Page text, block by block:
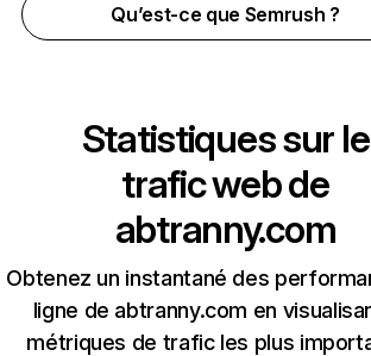
Qu’est-ce que Semrush ?
Statistiques sur le
trafic web de
abtranny.com
Obtenez un instantané des
ligne de abtranny.com en
métriques de trafic les plus